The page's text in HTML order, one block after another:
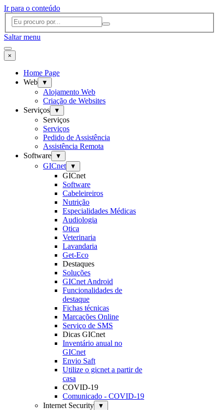
Ir para o conteúdo
Saltar menu
×
Home Page
Web
▼
Alojamento Web
Criação de Websites
Serviços
▼
Serviços
Serviços
Pedido de Assistência
Assistência Remota
Software
▼
GICnet ▼
GICnet
Software
Cabeleireiros
Nutrição
Especialidades Médicas
Audiologia
Otica
Veterinaria
Lavandaria
Get-Eco
Destaques
Soluções
GICnet Android
Funcionalidades de
destaque
Fichas técnicas
Marcações Online
Serviço de SMS
Dicas GICnet
Inventário anual no
GICnet
Envio Saft
Utilize o gicnet a partir de
casa
COVID-19
Comunicado - COVID-19
Internet Security
▼